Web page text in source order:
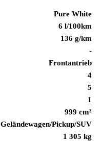
Pure White
6 l/100km
136 g/km
-
Frontantrieb
4
5
1
999 cm³
Geländewagen/Pickup/SUV
1 305 kg